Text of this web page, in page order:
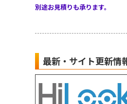
別途お見積りも承ります。
最新・サイト更新情